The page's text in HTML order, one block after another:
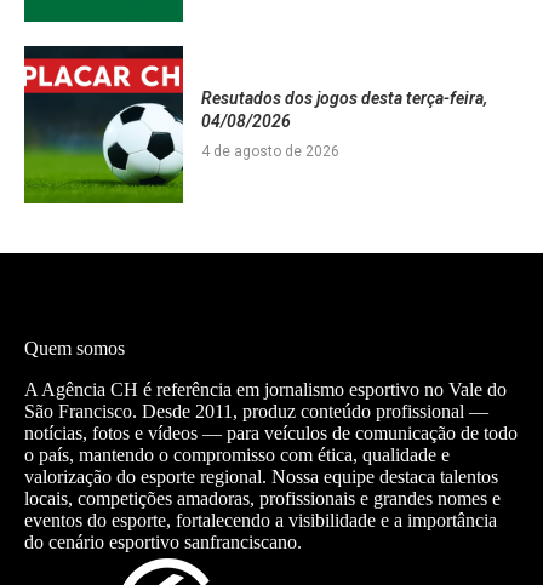
Resutados dos jogos desta terça-feira,
04/08/2026
4 de agosto de 2026
Quem somos
A Agência CH é referência em jornalismo esportivo no Vale do
São Francisco. Desde 2011, produz conteúdo profissional —
notícias, fotos e vídeos — para veículos de comunicação de todo
o país, mantendo o compromisso com ética, qualidade e
valorização do esporte regional. Nossa equipe destaca talentos
locais, competições amadoras, profissionais e grandes nomes e
eventos do esporte, fortalecendo a visibilidade e a importância
do cenário esportivo sanfranciscano.